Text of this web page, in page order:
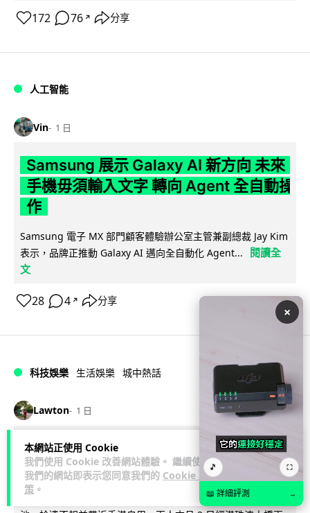
本網站正使用 Cookie
我們使用 Cookie 改善網站體驗。 繼續使用
我們的網站即表示您同意我們的 Cookie 政
策 。
172 76 ↗ 分享
人工智能
Vin 1 日
Samsung 展示 Galaxy AI 新方向 未來
手機毋須輸入文字 轉向 Agent 全自動操
作
Samsung 電子 MX 部門顧客體驗辦公室主管兼副總裁 Jay Kim
表示，品牌正推動 Galaxy AI 邁向全自動化 Agent...
閱讀全
文
28 4 ↗ 分享
科技娛樂 生活娛樂 城中熱話
Lawton 1 日
港夫婦澳門的士拾相機 據為己有被的士
Cam 睇到 2 個月後再入境被捕
一對香港夫婦今年 5 月遊澳門乘的士拾獲他人遺留相機及電
×
🎵 ⛶
📖 詳細評測 →